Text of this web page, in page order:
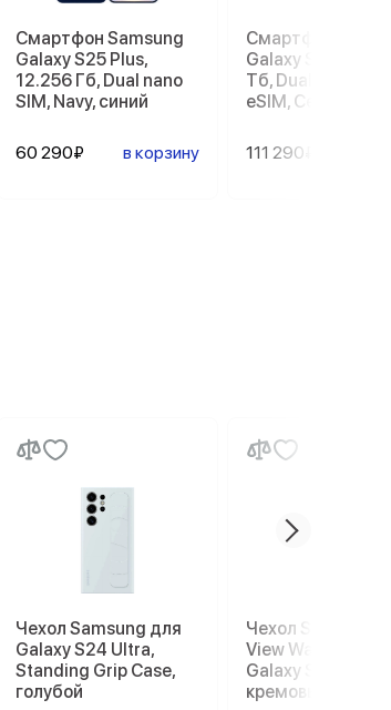
Смартфон Samsung
Galaxy S25 Plus,
12.256 Гб, Dual nano
SIM, Navy, синий
60 290₽ в корзину
Смартфон
Galaxy S26 Ultra,
Тб, Dual: nano
eSIM, Серый
111 290₽
Чехол Samsung для
Galaxy S24 Ultra,
Standing Grip Case,
голубой
Чехол Samsung
View Wallet Case
Galaxy S23 Ultra,
кремовый